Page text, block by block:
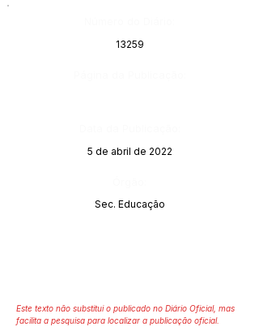
13259
5 de abril de 2022
Sec. Educação
Este texto não substitui o publicado no Diário Oficial, mas
facilita a pesquisa para localizar a publicação oficial.